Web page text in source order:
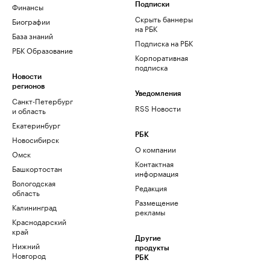
Финансы
Биографии
База знаний
РБК Образование
Новости
регионов
Санкт-Петербург
и область
Екатеринбург
Новосибирск
Омск
Башкортостан
Вологодская
область
Калининград
Краснодарский
край
Нижний
Новгород
Подписки
Скрыть баннеры
на РБК
Подписка на РБК
Корпоративная
подписка
Уведомления
RSS Новости
РБК
О компании
Контактная
информация
Редакция
Размещение
рекламы
Другие
продукты
РБК